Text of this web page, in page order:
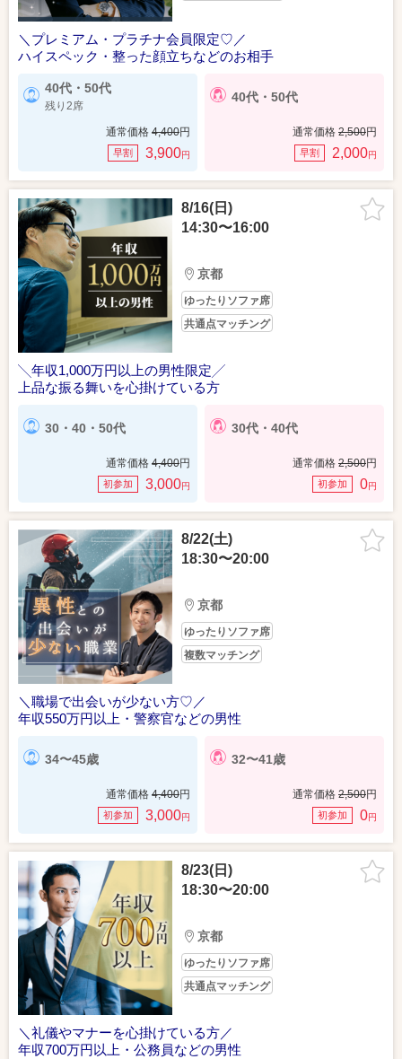
＼プレミアム・プラチナ会員限定♡／
ハイスペック・整った顔立ちなどのお相手
40代・50代
残り2席
通常価格 4,400円
早割 3,900円
40代・50代
通常価格 2,500円
早割 2,000円
8/16(日)
14:30〜16:00
京都
ゆったりソファ席
共通点マッチング
╲年収1,000万円以上の男性限定╱
上品な振る舞いを心掛けている方
30・40・50代
通常価格 4,400円
初参加 3,000円
30代・40代
通常価格 2,500円
初参加 0円
8/22(土)
18:30〜20:00
京都
ゆったりソファ席
複数マッチング
＼職場で出会いが少ない方♡／
年収550万円以上・警察官などの男性
34〜45歳
通常価格 4,400円
初参加 3,000円
32〜41歳
通常価格 2,500円
初参加 0円
8/23(日)
18:30〜20:00
京都
ゆったりソファ席
共通点マッチング
＼礼儀やマナーを心掛けている方／
年収700万円以上・公務員などの男性